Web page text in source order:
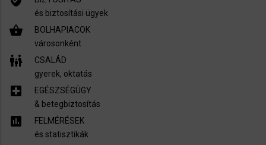
és biztosítási ügyek
shopping_basket
BOLHAPIACOK
városonként
family_restroom
CSALÁD
gyerek, oktatás
local_hospital
EGÉSZSÉGÜGY
​& betegbiztosítás
assessment
FELMÉRÉSEK
és statisztikák